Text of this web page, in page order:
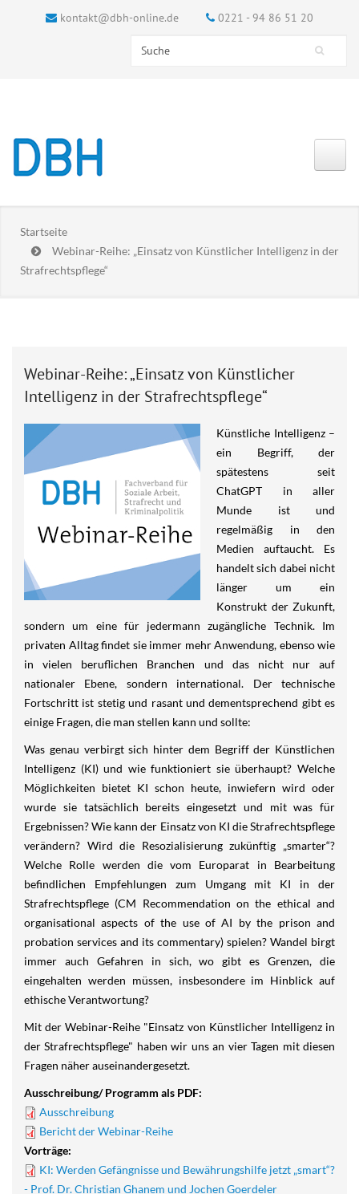
kontakt@dbh-online.de 0221 - 94 86 51 20
Suchformular
Search this site
Startseite
Webinar-Reihe: „Einsatz von Künstlicher Intelligenz in der
Strafrechtspflege“
Webinar-Reihe: „Einsatz von Künstlicher
Intelligenz in der Strafrechtspflege“
Künstliche Intelligenz –
ein Begriff, der
spätestens seit
ChatGPT in aller
Munde ist und
regelmäßig in den
Medien auftaucht. Es
handelt sich dabei nicht
länger um ein
Konstrukt der Zukunft,
sondern um eine für jedermann zugängliche Technik. Im
privaten Alltag findet sie immer mehr Anwendung, ebenso wie
in vielen beruflichen Branchen und das nicht nur auf
nationaler Ebene, sondern international. Der technische
Fortschritt ist stetig und rasant und dementsprechend gibt es
einige Fragen, die man stellen kann und sollte:
Was genau verbirgt sich hinter dem Begriff der Künstlichen
Intelligenz (KI) und wie funktioniert sie überhaupt? Welche
Möglichkeiten bietet KI schon heute, inwiefern wird oder
wurde sie tatsächlich bereits eingesetzt und mit was für
Ergebnissen? Wie kann der Einsatz von KI die Strafrechtspflege
verändern? Wird die Resozialisierung zukünftig „smarter“?
Welche Rolle werden die vom Europarat in Bearbeitung
befindlichen Empfehlungen zum Umgang mit KI in der
Strafrechtspflege (CM Recommendation on the ethical and
organisational aspects of the use of AI by the prison and
probation services and its commentary) spielen? Wandel birgt
immer auch Gefahren in sich, wo gibt es Grenzen, die
eingehalten werden müssen, insbesondere im Hinblick auf
ethische Verantwortung?
Mit der Webinar-Reihe "Einsatz von Künstlicher Intelligenz in
der Strafrechtspflege" haben wir uns an vier Tagen mit diesen
Fragen näher auseinandergesetzt.
Ausschreibung/ Programm als PDF:
Ausschreibung
Bericht der Webinar-Reihe
Vorträge:
KI: Werden Gefängnisse und Bewährungshilfe jetzt „smart“?
- Prof. Dr. Christian Ghanem und Jochen Goerdeler